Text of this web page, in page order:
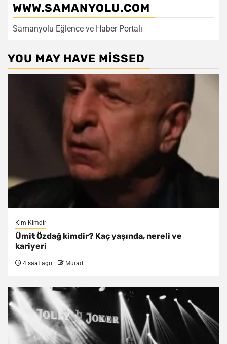
WWW.SAMANYOLU.COM
Samanyolu Eğlence ve Haber Portalı
YOU MAY HAVE MISSED
Kim Kimdir
Ümit Özdağ kimdir? Kaç yaşında, nereli ve
kariyeri
4 saat ago Murad